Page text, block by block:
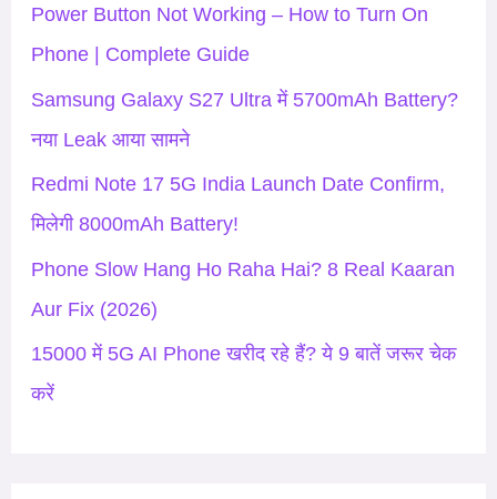
f
Power Button Not Working – How to Turn On
Phone | Complete Guide
Samsung Galaxy S27 Ultra में 5700mAh Battery?
नया Leak आया सामने
Redmi Note 17 5G India Launch Date Confirm,
मिलेगी 8000mAh Battery!
Phone Slow Hang Ho Raha Hai? 8 Real Kaaran
Aur Fix (2026)
15000 में 5G AI Phone खरीद रहे हैं? ये 9 बातें जरूर चेक
करें